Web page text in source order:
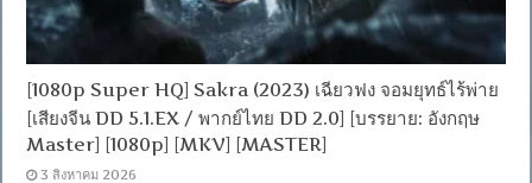
[1080p Super HQ] Sakra (2023) เฉียวฟง จอมยุทธ์ไร้พ่าย
[เสียงจีน DD 5.1.EX / พากย์ไทย DD 2.0] [บรรยาย: อังกฤษ
Master] [1080p] [MKV] [MASTER]
3 สิงหาคม 2026